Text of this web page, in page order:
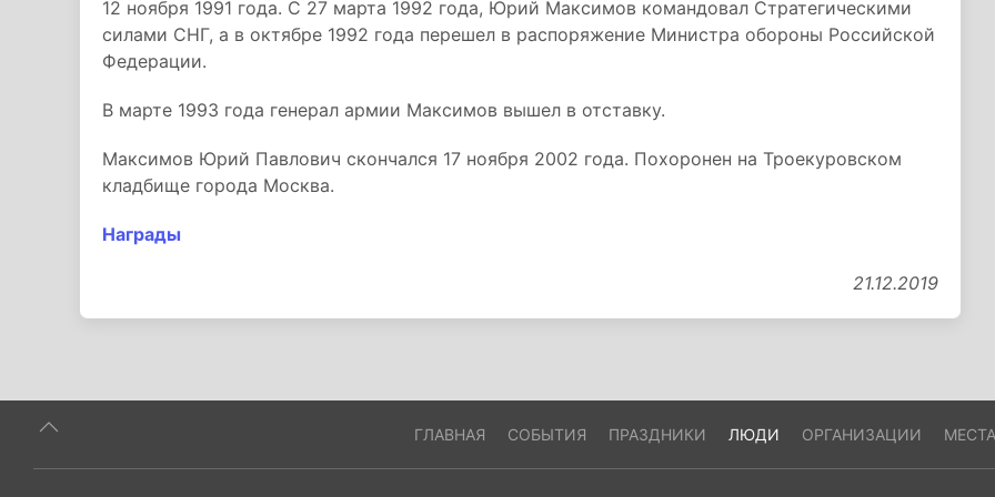
12 ноября 1991 года. С 27 марта 1992 года, Юрий Максимов командовал Стратегическими
силами СНГ, а в октябре 1992 года перешел в распоряжение Министра обороны Российской
Федерации.
В марте 1993 года генерал армии Максимов вышел в отставку.
Максимов Юрий Павлович скончался 17 ноября 2002 года. Похоронен на Троекуровском
кладбище города Москва.
Награды
21.12.2019
ГЛАВНАЯ СОБЫТИЯ ПРАЗДНИКИ ЛЮДИ ОРГАНИЗАЦИИ МЕСТА